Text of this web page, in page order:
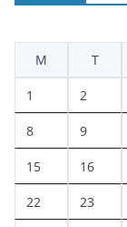
M
T
1 2
8 9
15 16
22 23